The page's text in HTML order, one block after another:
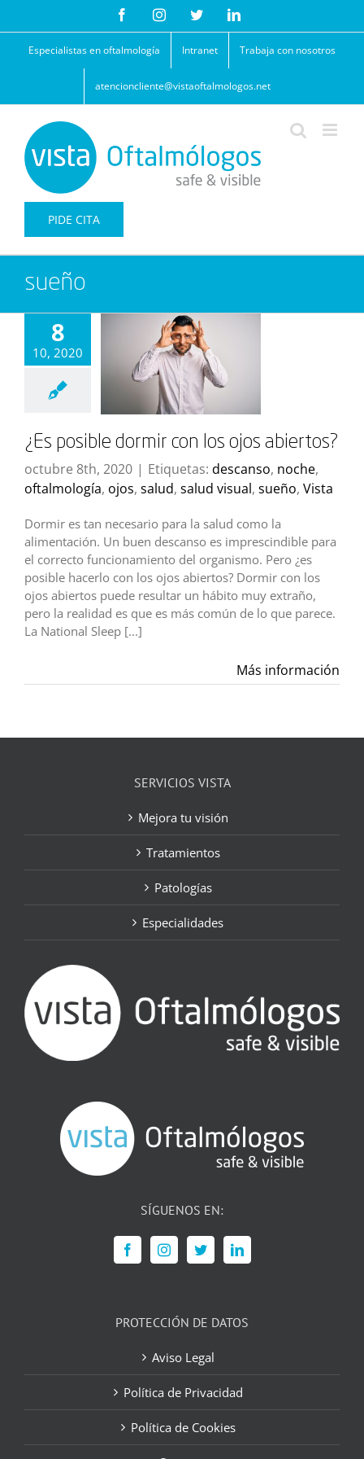
contenido
FacebookInstagramTwitterLinkedIn
Especialistas en oftalmología Intranet Trabaja con nosotros
atencioncliente@vistaoftalmologos.net
PIDE CITA
sueño
8
10, 2020
¿Es posible dormir con los ojos abiertos?
octubre 8th, 2020 | Etiquetas: descanso, noche,
oftalmología, ojos, salud, salud visual, sueño, Vista
Dormir es tan necesario para la salud como la
alimentación. Un buen descanso es imprescindible para
el correcto funcionamiento del organismo. Pero ¿es
posible hacerlo con los ojos abiertos? Dormir con los
ojos abiertos puede resultar un hábito muy extraño,
pero la realidad es que es más común de lo que parece.
La National Sleep [...]
Más información
SERVICIOS VISTA
Mejora tu visión
Tratamientos
Patologías
Especialidades
SÍGUENOS EN:
PROTECCIÓN DE DATOS
Aviso Legal
Política de Privacidad
Política de Cookies